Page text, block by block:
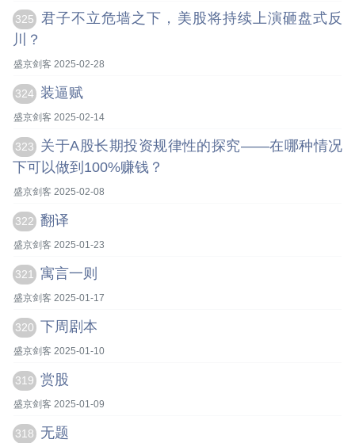
325
君子不立危墙之下，美股将持续上演砸盘式反
川？
盛京剑客 2025-02-28
324 装逼赋
盛京剑客 2025-02-14
323
关于A股长期投资规律性的探究——在哪种情况
下可以做到100%赚钱？
盛京剑客 2025-02-08
322 翻译
盛京剑客 2025-01-23
321 寓言一则
盛京剑客 2025-01-17
320 下周剧本
盛京剑客 2025-01-10
319 赏股
盛京剑客 2025-01-09
318 无题